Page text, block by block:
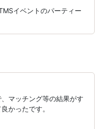
イベントのパーティー
マッチング等の結果がす
良かったです。